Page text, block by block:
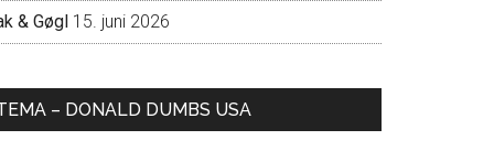
& Gøgl 15. juni 2026
– DONALD DUMBS USA